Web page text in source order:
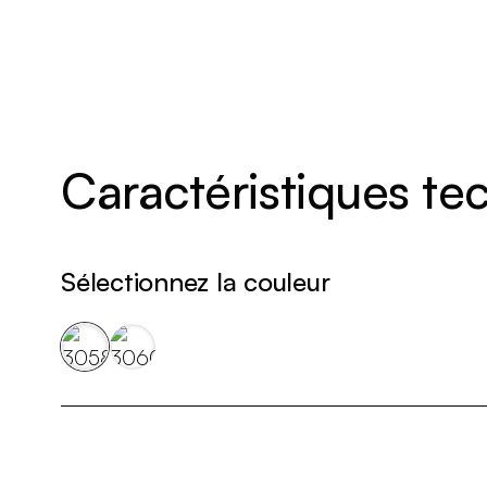
Caractéristiques
Sélectionnez la couleur